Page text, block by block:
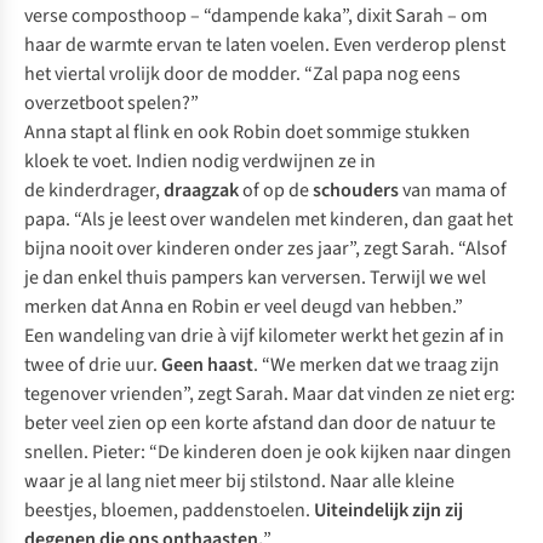
verse composthoop – “dampende kaka”, dixit Sarah – om
haar de warmte ervan te laten voelen. Even verderop plenst
het viertal vrolijk door de modder. “Zal papa nog eens
overzetboot spelen?”
Anna stapt al flink en ook Robin doet sommige stukken
kloek te voet. Indien nodig verdwijnen ze in
dekinderdrager,draagzakof op deschoudersvan mama of
papa. “Als je leest over wandelen met kinderen, dan gaat het
bijna nooit over kinderen onder zes jaar”, zegt Sarah. “Alsof
je dan enkel thuis pampers kan verversen. Terwijl we wel
merken dat Anna en Robin er veel deugd van hebben.”
Een wandeling van drie à vijf kilometer werkt het gezin af in
twee of drie uur.Geen haast. “We merken dat we traag zijn
tegenover vrienden”, zegt Sarah. Maar dat vinden ze niet erg:
beter veel zien op een korte afstand dan door de natuur te
snellen. Pieter: “De kinderen doen je ook kijken naar dingen
waar je al lang niet meer bij stilstond. Naar alle kleine
beestjes, bloemen, paddenstoelen. Uiteindelijk zijn zij